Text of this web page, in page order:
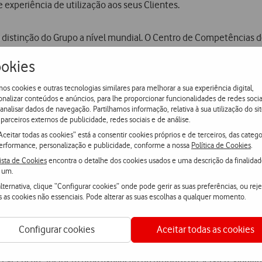
cookies e outras tecnologias similares para melhorar a sua experiência digital,
conteúdos e anúncios, para lhe proporcionar funcionalidades de redes
dados de navegação. Partilhamos informação, relativa à sua utilização do
externos de publicidade, redes sociais e de análise.
todas as cookies” está a consentir cookies próprios e de terceiros, das
personalização e publicidade, conforme a nossa Política de Cookies
de Cookiesencontra o detalhe dos cookies usados e uma descrição da
clique “Configurar cookies” onde pode gerir as suas preferências, ou
as cookies não essenciais. Pode alterar as suas escolhas a qualquer momento.
Configurar cookies Aceitar todas as cookies
de utilização aos seus Clientes.
do Grupo a nível mundial. O Centro de Competências
no desenvolvimento de soluções para o mercado
aos seus Clientes, disponível 24 horas por dia e sete
prioridade para o tecido empresarial e, de acordo com o
fundamental para a transformação digital dos seus negócios.
suas receitas e uma redução de custos de 16%.
equipamentos e sensores tornando-ossmart, sustenta
inteligentes, automóveis com recursos de telemetria e
geridas sob uma única plataforma de monitorização.